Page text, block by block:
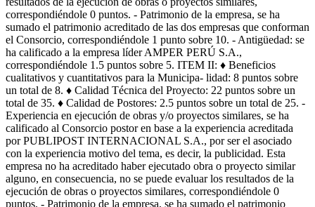
correspondiéndole 0 puntos. - Patrimonio de la empresa, se ha
sumado el patrimonio acreditado de las dos empresas que conforman
el Consorcio, correspondiéndole 1 punto sobre 10. - Antigüedad: se
ha calificado a la empresa líder AMPER PERÚ S.A.,
correspondiéndole 1.5 puntos sobre 5. ITEM II: ♦ Beneficios
cualitativos y cuantitativos para la Municipa- lidad: 8 puntos sobre
un total de 8. ♦ Calidad Técnica del Proyecto: 22 puntos sobre un
total de 35. ♦ Calidad de Postores: 2.5 puntos sobre un total de 25. -
Experiencia en ejecución de obras y/o proyectos similares, se ha
calificado al Consorcio postor en base a la experiencia acreditada
por PUBLIPOST INTERNACIONAL S.A., por ser el asociado
con la experiencia motivo del tema, es decir, la publicidad. Esta
empresa no ha acreditado haber ejecutado obra o proyecto similar
alguno, en consecuencia, no se puede evaluar los resultados de la
ejecución de obras o proyectos similares, correspondiéndole 0
puntos. - Patrimonio de la empresa, se ha sumado el patrimonio